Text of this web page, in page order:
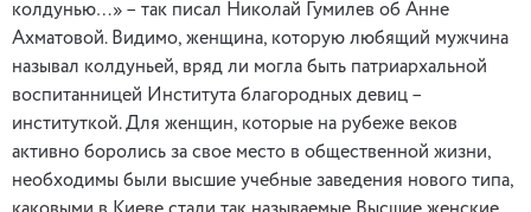
колдунью…» – так писал Николай Гумилев об Анне
Ахматовой. Видимо, женщина, которую любящий мужчина
называл колдуньей, вряд ли могла быть патриархальной
воспитанницей Института благородных девиц –
институткой. Для женщин, которые на рубеже веков
активно боролись за свое место в общественной жизни,
необходимы были высшие учебные заведения нового типа,